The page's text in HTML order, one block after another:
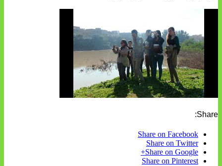
Share:
Share on Facebook
Share on Twitter
Share on Google+
Share on Pinterest